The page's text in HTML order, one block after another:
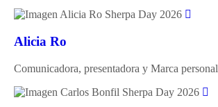
Alicia Ro
Comunicadora, presentadora y Marca personal